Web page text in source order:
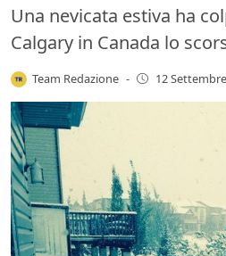
Una nevicata estiva ha
Calgary in Canada lo
Team Redazione - 12